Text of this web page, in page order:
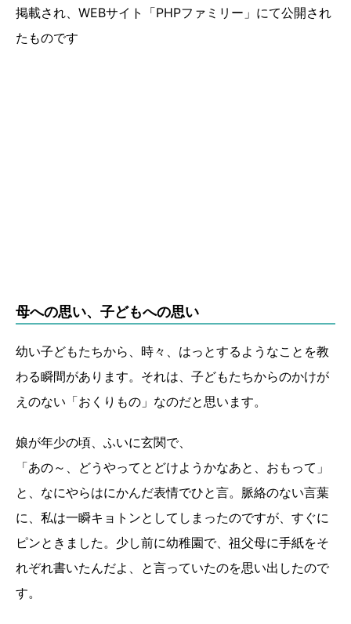
掲載され、WEBサイト「PHPファミリー」にて公開され
たものです
母への思い、子どもへの思い
幼い子どもたちから、時々、はっとするようなことを教
わる瞬間があります。それは、子どもたちからのかけが
えのない「おくりもの」なのだと思います。
娘が年少の頃、ふいに玄関で、
「あの～、どうやってとどけようかなあと、おもって」
と、なにやらはにかんだ表情でひと言。脈絡のない言葉
に、私は一瞬キョトンとしてしまったのですが、すぐに
ピンときました。少し前に幼稚園で、祖父母に手紙をそ
れぞれ書いたんだよ、と言っていたのを思い出したので
す。